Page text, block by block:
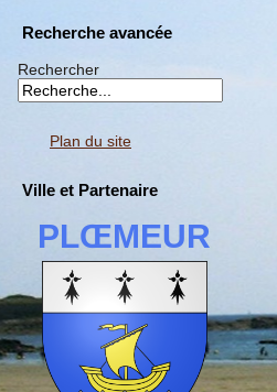
Recherche avancée
Rechercher
Plan du site
Ville et Partenaire
PLŒMEUR